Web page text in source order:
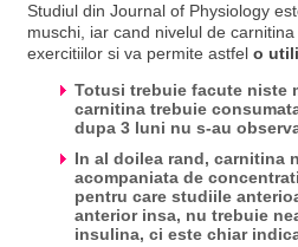
Studiul din Journal of Physiology
muschi, iar cand nivelul de
exercitiilor si va permite astfel o
Totusi trebuie facute niste
carnitina trebuie
dupa 3 luni nu s-au
In al doilea rand, carnitina
acompaniata de
pentru care studiile
anterior insa, nu trebuie
insulina, ci este chiar